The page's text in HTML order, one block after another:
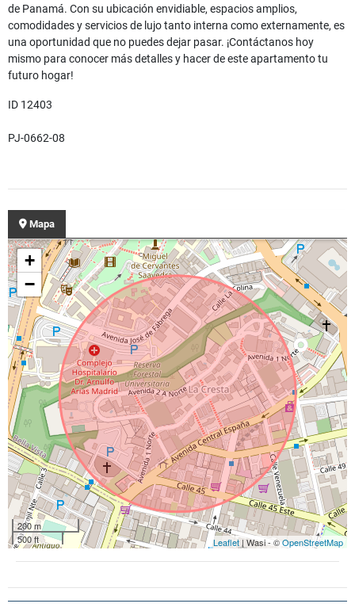
de Panamá. Con su ubicación envidiable, espacios amplios,
comodidades y servicios de lujo tanto interna como externamente, es
una oportunidad que no puedes dejar pasar. ¡Contáctanos hoy
mismo para conocer más detalles y hacer de este apartamento tu
futuro hogar!
ID 12403
PJ-0662-08
Mapa
+
−
200 m
500 ft
Leaflet| Wasi - ©OpenStreetMap